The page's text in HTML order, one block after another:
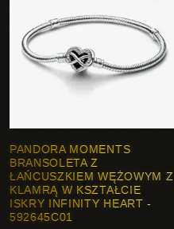
PANDORA MOMENTS
BRANSOLETA Z
ŁAŃCUSZKIEM WĘŻOWYM Z
KLAMRĄ W KSZTAŁCIE
ISKRY INFINITY HEART -
592645C01